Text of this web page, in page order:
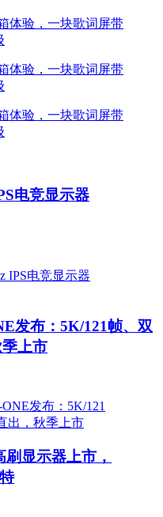
电竞显示器
发布：5K/121帧、双
上市
显示器上市，